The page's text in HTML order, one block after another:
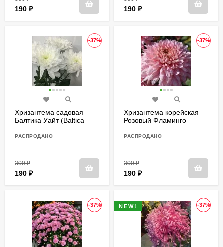
190 ₽ 190 ₽
-37%
Хризантема садовая
Балтика Уайт (Baltica
РАСПРОДАНО
300₽
190 ₽
-37%
Хризантема корейская
Розовый Фламинго
РАСПРОДАНО
300₽
190 ₽
-37% -37%
NEW!